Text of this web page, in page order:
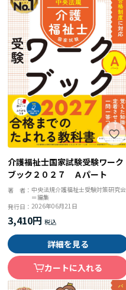
介護福祉士国家試験受験ワーク
ブック２０２７ Ａパート
著 者： 中央法規介護福祉士受験対策研究会
＝編集
発行日：2026年06月21日
3,410円
詳細を見る
カートに入れる